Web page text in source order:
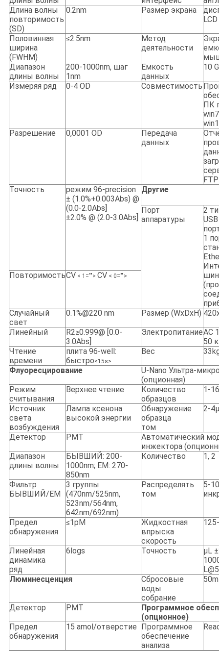
Длина волны
повторимость
(SD)
0.2nm Размер экрана
LCD
Половинная
ширина
(FWHM)
≤2.5nm
Метод
деятельности
Диапазон
длины волны
200-1000nm, шаг
1nm
Емкость
данных
10
Измеряя ряд 0-4 OD Совместимость
ПК
Разрешение
0,0001 OD
Передача
данных
FTP
Точность
режим 96-precision
± (1.0%+0.003Abs) @
(0.0-2.0Abs]
±2.0% @ (2.0-3.0Abs]
Другие
Порт
аппаратуры
2
1
ПовторимостьCV < 1=""> CV < 0="">
Случайный
свет
0.1%@220 nm Размер (WxDxH)
Линейный
R2≥0.999@ [0.0-
3.0Abs]
ЭлектропитаниеAC
50
Чтение
времени
плита 96-well:
быстро<15s>
Вес
Флуоресцирование
U-Nano Ультра-
(опционная)
Режим
считывания
Верхнее чтение
Количество
образцов
1-16
Источник
света
возбуждения
Лампа ксенона
высокой энергии
Обнаружение
образца
том
2-
Детектор PMT
Автоматический
инжектора
Диапазон
длины волны
БЫВШИЙ: 200-
1000nm; EM: 270-
850nm
Количество 1, 2
Фильтр
БЫВШИЙ/EM
3 группы
(470nm/525nm,
523nm/564nm,
642nm/692nm)
Распределять
том
5-
Предел
обнаружения
≤1pM
Жидкостная
впрыска
скорость
Линейная
динамика
ряд
6logs Точность
μL
Люминесценция
Сбросовые
воды
собрание
Детектор PMT
Программное
(опционное)
Предел
обнаружения
15 amol/отверстие
Программное
обеспечение
анализа